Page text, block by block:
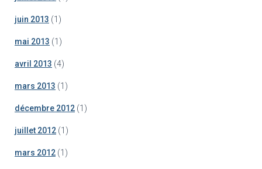
juin 2013 (1)
mai 2013 (1)
avril 2013 (4)
mars 2013 (1)
décembre 2012 (1)
juillet 2012 (1)
mars 2012 (1)